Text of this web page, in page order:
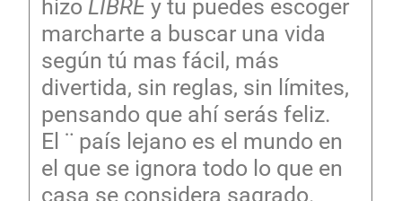
hizo LIBRE y tu puedes escoger
marcharte a buscar una vida
según tú mas fácil, más
divertida, sin reglas, sin límites,
pensando que ahí serás feliz.
El ¨ país lejano es el mundo en
el que se ignora todo lo que en
casa se considera sagrado.